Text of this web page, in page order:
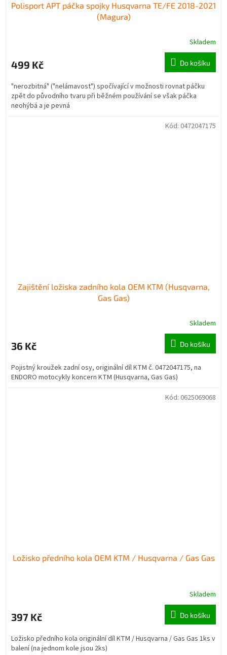
Polisport APT páčka spojky Husqvarna TE/FE 2018-2021
(Magura)
Skladem
499 Kč Do košíku
"nerozbitná" ("nelámavost") spočívající v možnosti rovnat páčku
zpět do původního tvaru při běžném používání se však páčka
neohýbá a je pevná
Zajištění ložiska zadního kola OEM KTM (Husqvarna,
Gas Gas)
Skladem
36 Kč Do košíku
Pojistný kroužek zadní osy, originální díl KTM č. 0472047175, na
ENDORO motocykly koncern KTM (Husqvarna, Gas Gas)
Kód: 0472047175
Ložisko předního kola OEM KTM / Husqvarna / Gas Gas
Skladem
397 Kč Do košíku
Ložisko předního kola originální díl KTM / Husqvarna / Gas Gas 1ks v
balení (na jednom kole jsou 2ks)
Kód: 0625069068